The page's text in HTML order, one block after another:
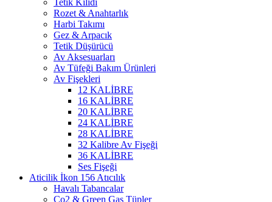
Tetik Kilidi
Rozet & Anahtarlık
Harbi Takımı
Gez & Arpacık
Tetik Düşürücü
Av Aksesuarları
Av Tüfeği Bakım Ürünleri
Av Fişekleri
12 KALİBRE
16 KALİBRE
20 KALİBRE
24 KALİBRE
28 KALİBRE
32 Kalibre Av Fişeği
36 KALİBRE
Ses Fişeği
Atıcılık
Havalı Tabancalar
Co2 & Green Gas Tüpler